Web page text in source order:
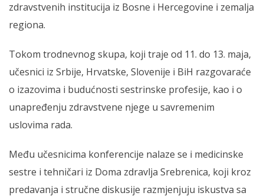
zdravstvenih institucija iz Bosne i Hercegovine i zemalja
regiona.
Tokom trodnevnog skupa, koji traje od 11. do 13. maja,
učesnici iz Srbije, Hrvatske, Slovenije i BiH razgovaraće
o izazovima i budućnosti sestrinske profesije, kao i o
unapređenju zdravstvene njege u savremenim
uslovima rada.
Među učesnicima konferencije nalaze se i medicinske
sestre i tehničari iz Doma zdravlja Srebrenica, koji kroz
predavanja i stručne diskusije razmjenjuju iskustva sa